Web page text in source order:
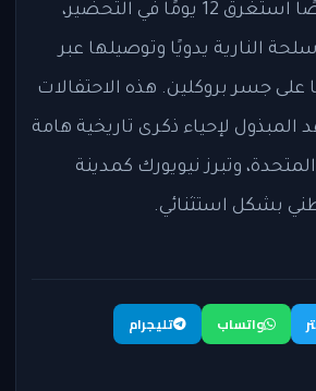
مكون من 75 شخصًا استغرق 12 يومًا في التحضير،
النارية يدويًا وتوصيلها عبر
على جسر بروكلين. هذه الاحتفالات
لإحياء ذكرى تاريخية هامة
وتبرز نيويورك كمدينة
بشكل استثنائي.
واتساب
تليجرام